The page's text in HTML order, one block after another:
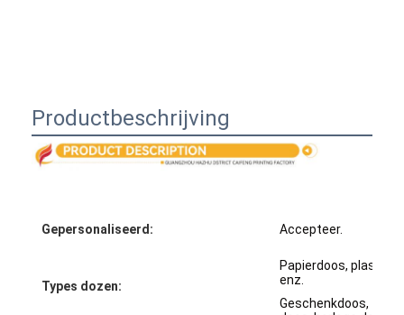
Thuis
Productbeschrijving
Gepersonaliseerd: Accepteer.
Types dozen:
Papierdoos, plastic
enz.
Geschenkdoos,